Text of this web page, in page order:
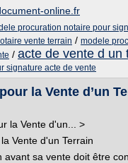
online.fr
procuration notaire pour
vente terrain / modele
/ acte de vente d un
signature acte de vente
la Vente d’un
la Vente d'un... >
Vente d'un Terrain
avant sa vente doit être